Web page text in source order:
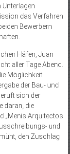
das Verfahren
Bewerbern
Häfen, Juan
aller Tage Abend.
Möglichkeit
der Bau- und
sich der
daran, die
„Menis Arquitectos
und
den Zuschlag